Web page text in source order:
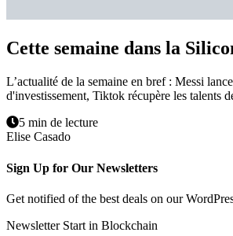
Cette semaine dans la
L’actualité de la semaine en bref : Messi
d'investissement, Tiktok récupère les talents
5 min de lecture
Elise Casado
Sign Up for Our Newsletters
Get notified of the best deals on our
Newsletter Start in Blockchain